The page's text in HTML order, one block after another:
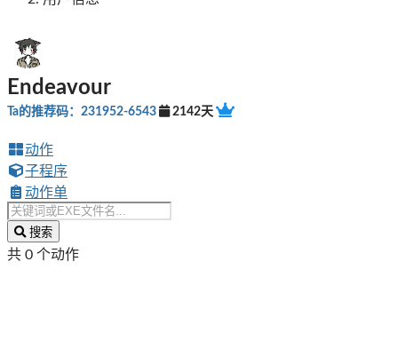
Endeavour
Ta的推荐码：231952-6543 2142天
动作
子程序
动作单
搜索
共 0 个动作